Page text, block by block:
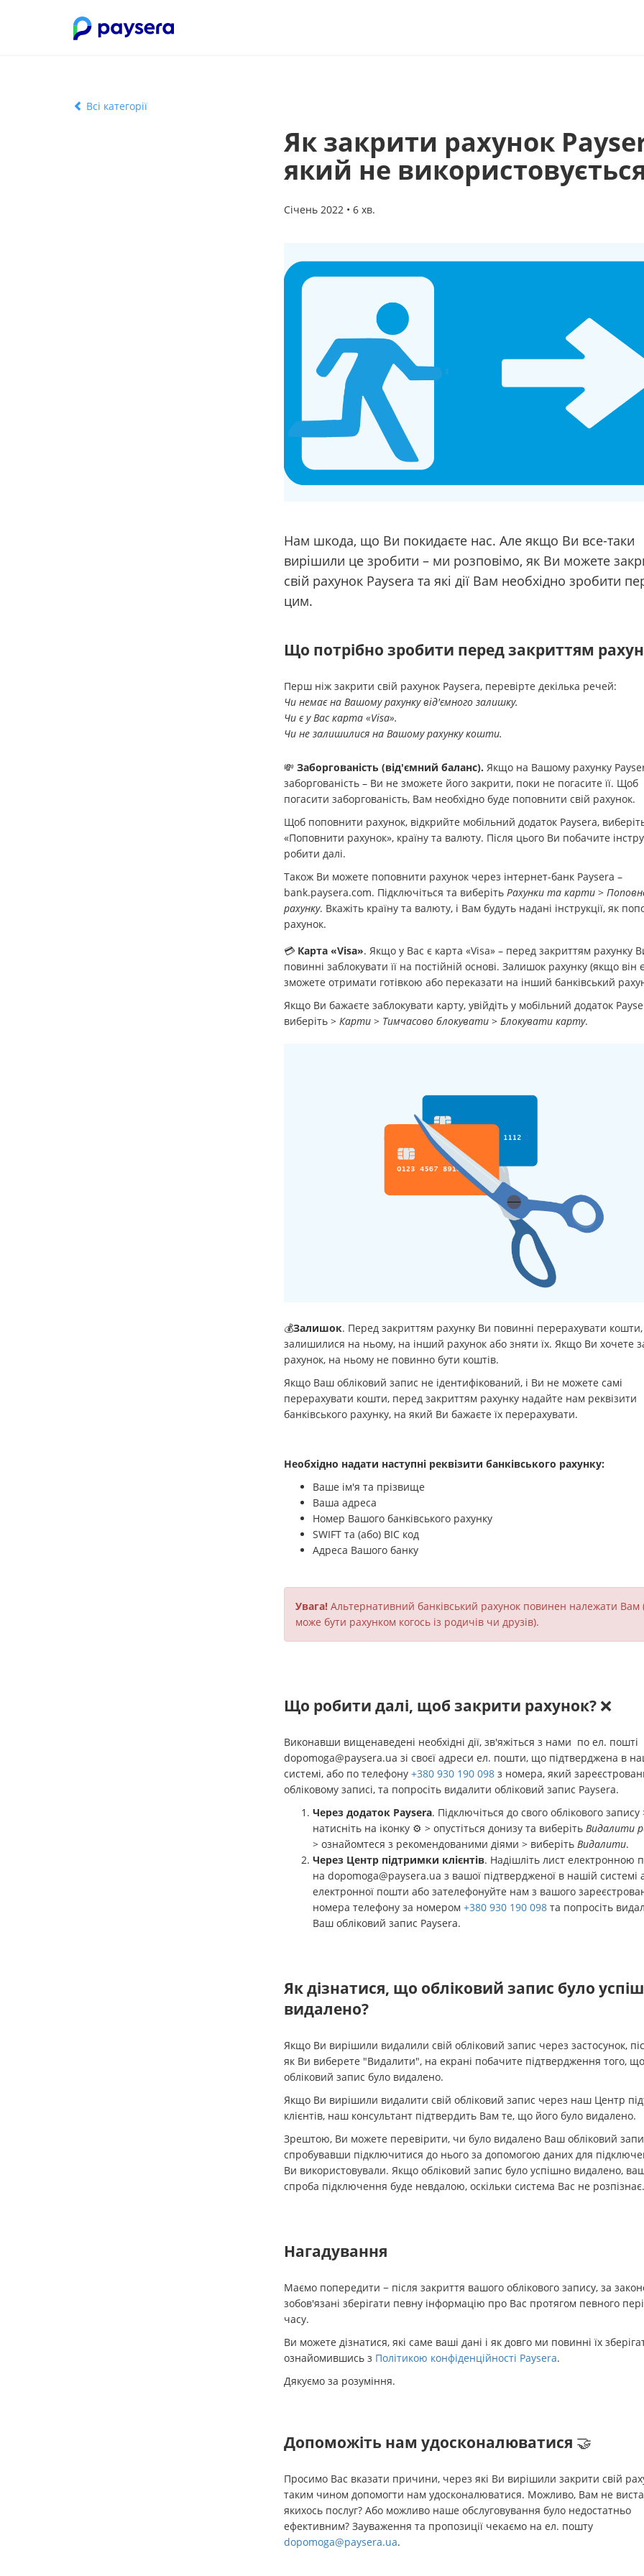
Всі категорії
Як закрити рахунок
який не
Січень 2022 • 6 хв.
Нам шкода, що Ви покидаєте нас. Але якщо Ви все-таки
вирішили це зробити – ми розповімо, як Ви можете
свій рахунок Paysera та які дії Вам необхідно зробити
цим.
Що потрібно зробити перед закриттям
Перш ніж закрити свій рахунок Paysera, перевірте декілька речей:
Чи немає на Вашому рахунку від'ємного залишку.
Чи є у Вас карта «Visa».
Чи не залишилися на Вашому рахунку кошти.
💸 Заборгованість (від'ємний баланс). Якщо на Вашому рахунку
заборгованість – Ви не зможете його закрити, поки не погасите її. Щоб
погасити заборгованість, Вам необхідно буде поповнити свій рахунок.
Щоб поповнити рахунок, відкрийте мобільний додаток Paysera,
«Поповнити рахунок», країну та валюту. Після цього Ви побачите
робити далі.
Також Ви можете поповнити рахунок через інтернет-банк Paysera –
bank.paysera.com. Підключіться та виберіть Рахунки та карти>
рахунку. Вкажіть країну та валюту, і Вам будуть надані інструкції, як
рахунок.
💳 Карта «Visa». Якщо у Вас є карта «Visa» – перед закриттям рахунку
повинні заблокувати її на постійній основі. Залишок рахунку (якщо він
зможете отримати готівкою або переказати на інший банківський
Якщо Ви бажаєте заблокувати карту, увійдіть у мобільний додаток
виберіть > Карти> Тимчасово блокувати> Блокувати карту.
💰Залишок. Перед закриттям рахунку Ви повинні перерахувати
залишилися на ньому, на інший рахунок або зняти їх. Якщо Ви хочете
рахунок, на ньому не повинно бути коштів.
Якщо Ваш обліковий запис не ідентифікований, і Ви не можете самі
перерахувати кошти, перед закриттям рахунку надайте нам реквізити
банківського рахунку, на який Ви бажаєте їх перерахувати.
Необхідно надати наступні реквізити банківського рахунку:
Ваше ім'я та прізвище
Ваша адреса
Номер Вашого банківського рахунку
SWIFT та (або) BIC код
Адреса Вашого банку
Увага!Альтернативний банківський рахунок повинен належати Вам
може бути рахунком когось із родичів чи друзів).
Що робити далі, щоб закрити рахунок? ❌
Виконавши вищенаведені необхідні дії, зв'яжіться з нами по ел. пошті
dopomoga@paysera.ua зі своєї адреси ел. пошти, що підтверджена в
системі, або по телефону +380 930 190 098з номера, який
обліковому записі, та попросіть видалити обліковий запис Paysera.
Через додаток Paysera. Підключіться до свого облікового запису
натисніть на іконку ⚙️ > опустіться донизу та виберіть Видалити
> ознайомтеся з рекомендованими діями > виберіть Видалити.
Через Центр підтримки клієнтів. Надішліть лист електронною
на dopomoga@paysera.ua з вашої підтвердженої в нашій системі
електронної пошти або зателефонуйте нам з вашого
номера телефону за номером +380 930 190 098та попросіть
Ваш обліковий запис Paysera.
Як дізнатися, що обліковий запис було
видалено?
Якщо Ви вирішили видалили свій обліковий запис через застосунок,
як Ви виберете "Видалити", на екрані побачите підтвердження того,
обліковий запис було видалено.
Якщо Ви вирішили видалити свій обліковий запис через наш Центр
клієнтів, наш консультант підтвердить Вам те, що його було видалено.
Зрештою, Ви можете перевірити, чи було видалено Ваш обліковий
спробувавши підключитися до нього за допомогою даних для
Ви використовували. Якщо обліковий запис було успішно видалено,
спроба підключення буде невдалою, оскільки система Вас не розпізнає.
Нагадування
Маємо попередити − після закриття вашого облікового запису, за
зобов'язані зберігати певну інформацію про Вас протягом певного
часу.
Ви можете дізнатися, які саме ваші дані і як довго ми повинні їх
ознайомившись з Політикою конфіденційності Paysera.
Дякуємо за розуміння.
Допоможіть нам удосконалюватися 🤝
Просимо Вас вказати причини, через які Ви вирішили закрити свій
таким чином допомогти нам удосконалюватися. Можливо, Вам не
якихось послуг? Або можливо наше обслуговування було недостатньо
ефективним? Зауваження та пропозиції чекаємо на ел. пошту
dopomoga@paysera.ua.